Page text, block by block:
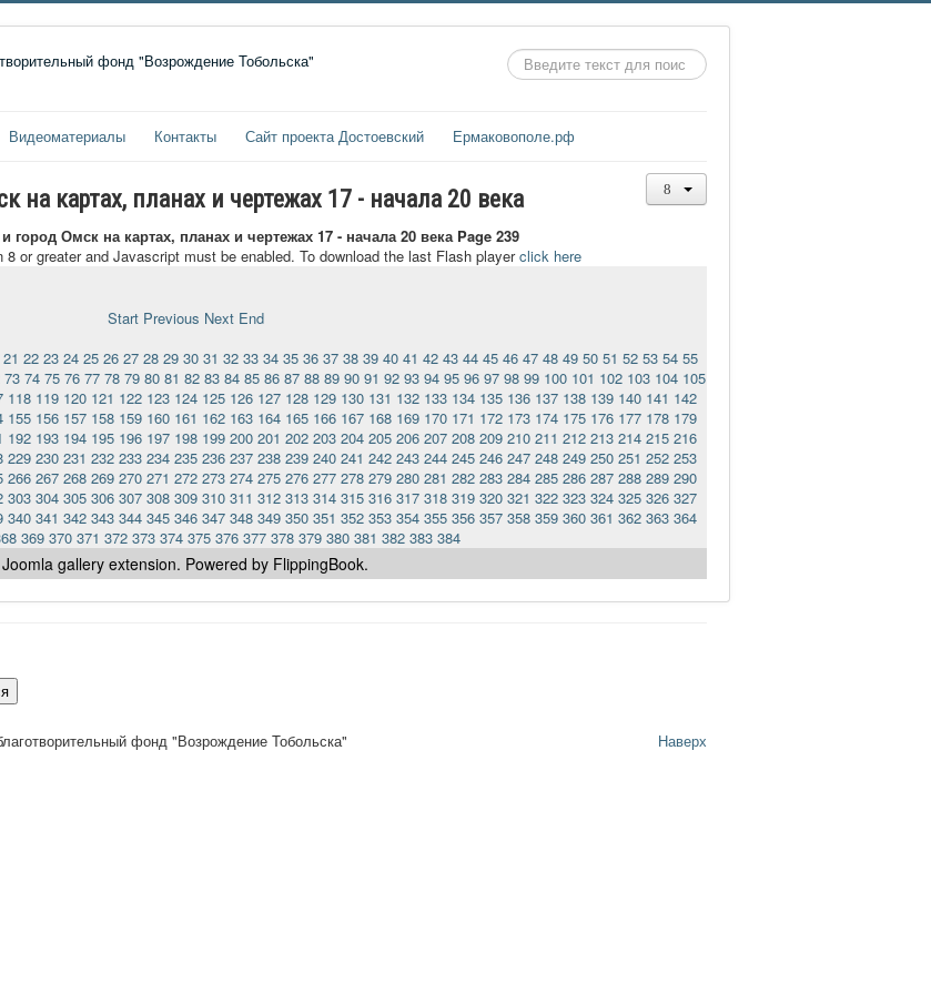
Искать...
Видеоматериалы Контакты Сайт проекта Достоевский Ермаковополе.рф
картах, планах и чертежах 17 - начала 20 века
Омск на картах, планах и чертежах 17 - начала 20 века Page 239
or greater and Javascript must be enabled. To download the last Flash playerclick here
Start Previous Next End
21 22 23 24 25 26 27 28 29 30 31 32 33 34 35 36 37 38 39 40 41 42 43 44 45 46 47 48 49 50 51 52 53 54 55
73 74 75 76 77 78 79 80 81 82 83 84 85 86 87 88 89 90 91 92 93 94 95 96 97 98 99 100 101 102 103 104 105
118 119 120 121 122 123 124 125 126 127 128 129 130 131 132 133 134 135 136 137 138 139 140 141 142
155 156 157 158 159 160 161 162 163 164 165 166 167 168 169 170 171 172 173 174 175 176 177 178 179
192 193 194 195 196 197 198 199 200 201 202 203 204 205 206 207 208 209 210 211 212 213 214 215 216
229 230 231 232 233 234 235 236 237 238 239 240 241 242 243 244 245 246 247 248 249 250 251 252 253
266 267 268 269 270 271 272 273 274 275 276 277 278 279 280 281 282 283 284 285 286 287 288 289 290
303 304 305 306 307 308 309 310 311 312 313 314 315 316 317 318 319 320 321 322 323 324 325 326 327
340 341 342 343 344 345 346 347 348 349 350 351 352 353 354 355 356 357 358 359 360 361 362 363 364
369 370 371 372 373 374 375 376 377 378 379 380 381 382 383 384
Joomla gallery extension. Powered by FlippingBook.
Наверх
фонд "Возрождение Тобольска"